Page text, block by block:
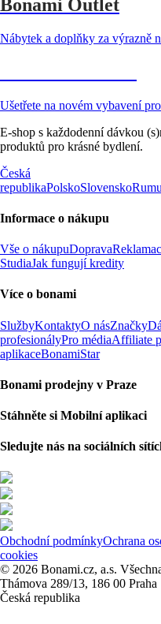
Bonami Outlet
Nábytek a doplňky za výrazně
Ušetřete na novém vybavení
E-shop s každodenní dávkou
produktů pro krásné bydlení.
Česká
republikaPolskoSlovensko
Informace o nákupu
Vše o nákupuDoprava
StudiaJak fungují kredity
Více o bonami
SlužbyKontaktyO násZnačky
profesionályPro médiaAffiliate
aplikaceBonamiStar
Bonami prodejny v Praze
Stáhněte si Mobilní aplikaci
Sledujte nás na sociálních
Obchodní podmínkyOchrana
cookies
© 2026 Bonami.cz, a.s.
Thámova 289/13, 186 00 Praha
Česká republika